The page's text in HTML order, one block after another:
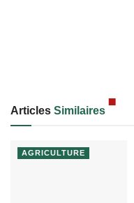
Articles Similaires
AGRICULTURE